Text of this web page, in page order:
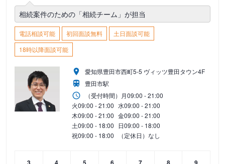
相続案件のための「相続チーム」が担当
電話相談可能 初回面談無料
土日面談可能
18時以降面談可能
愛知県豊田市西町5-5 ヴィッツ豊田タウン4F
豊田市駅
（受付時間） 月09:00 - 21:00
火09:00 - 21:00 水09:00 - 21:00
木09:00 - 21:00 金09:00 - 21:00
土09:00 - 18:00 日09:00 - 18:00
祝09:00 - 18:00 （定休日）なし